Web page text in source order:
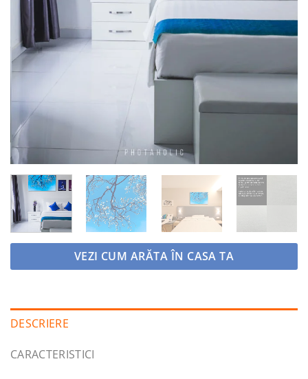
VEZI CUM ARĂTA ÎN CASA TA
DESCRIERE
CARACTERISTICI